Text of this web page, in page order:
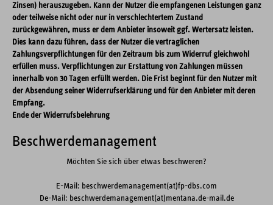
Zinsen) herauszugeben. Kann der Nutzer die empfangenen Leistungen ganz
oder teilweise nicht oder nur in verschlechtertem Zustand
zurückgewähren, muss er dem Anbieter insoweit ggf. Wertersatz leisten.
Dies kann dazu führen, dass der Nutzer die vertraglichen
Zahlungsverpflichtungen für den Zeitraum bis zum Widerruf gleichwohl
erfüllen muss. Verpflichtungen zur Erstattung von Zahlungen müssen
innerhalb von 30 Tagen erfüllt werden. Die Frist beginnt für den Nutzer mit
der Absendung seiner Widerrufserklärung und für den Anbieter mit deren
Empfang.
Ende der Widerrufsbelehrung
Beschwerdemanagement
Möchten Sie sich über etwas beschweren?
E-Mail: beschwerdemanagement(at)fp-dbs.com
De-Mail: beschwerdemanagement(at)mentana.de-mail.de